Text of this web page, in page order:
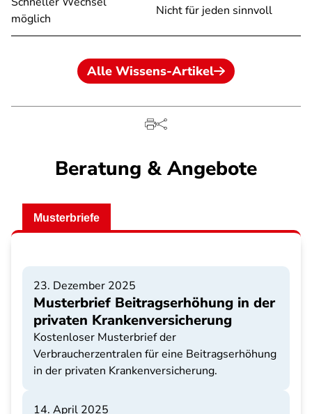
möglich
Nicht für jeden sinnvoll
Alle Wissens-Artikel
Beratung & Angebote
Musterbriefe
23. Dezember 2025
Musterbrief Beitragserhöhung in der
privaten Krankenversicherung
Kostenloser Musterbrief der
Verbraucherzentralen für eine Beitragserhöhung
in der privaten Krankenversicherung.
14. April 2025